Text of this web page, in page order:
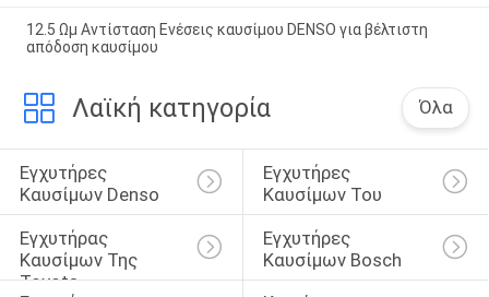
12.5 Ωμ Αντίσταση Ενέσεις καυσίμου DENSO για βέλτιστη
απόδοση καυσίμου
Λαϊκή κατηγορία Όλα
Εγχυτήρες
Καυσίμων Denso
Εγχυτήρες
Καυσίμων Του
Εγχυτήρας
Καυσίμων Της
Toyota
Εγχυτήρες
Καυσίμων Bosch